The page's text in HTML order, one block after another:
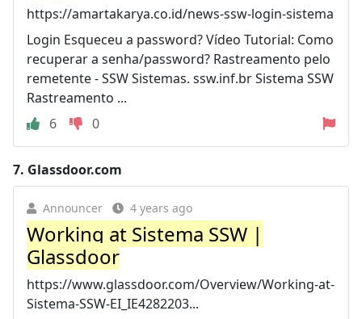
https://amartakarya.co.id/news-ssw-login-sistema
Login Esqueceu a password? Vídeo Tutorial: Como
recuperar a senha/password? Rastreamento pelo
remetente - SSW Sistemas. ssw.inf.br Sistema SSW
Rastreamento ...
6
0
7. Glassdoor.com
Announcer 4 years ago
Working at Sistema SSW |
Glassdoor
https://www.glassdoor.com/Overview/Working-at-
Sistema-SSW-EI_IE4282203...